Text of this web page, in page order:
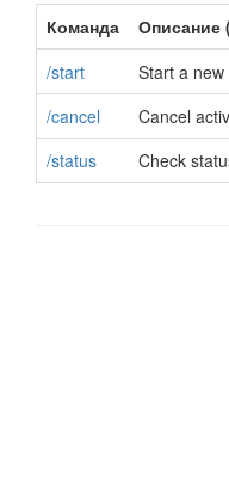
Команда
Описание
/start
Start a
/cancel
Cancel
/status
Check